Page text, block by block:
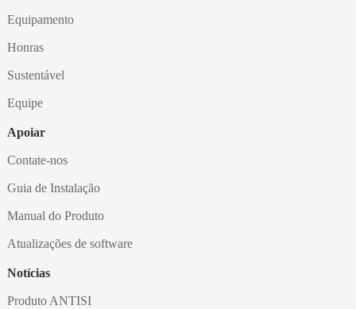
Equipamento
Honras
Sustentável
Equipe
Apoiar
Contate-nos
Guia de Instalação
Manual do Produto
Atualizações de software
Notícias
Produto ANTISI